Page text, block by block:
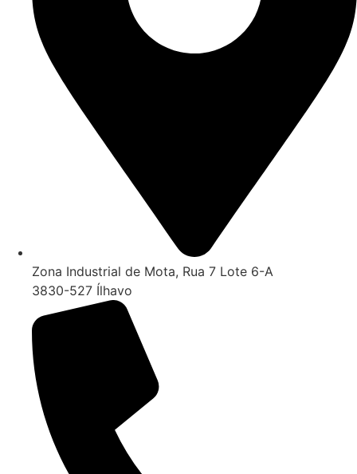
Zona Industrial de Mota, Rua 7 Lote 6-A
3830-527 Ílhavo